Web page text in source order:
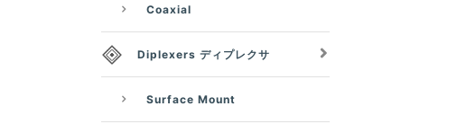
Coaxial
Diplexers ディプレクサ
Surface Mount